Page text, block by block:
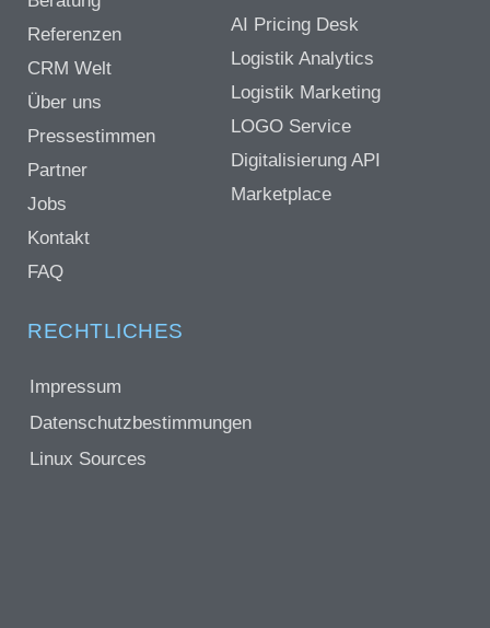
Referenzen
CRM Welt
Über uns
Pressestimmen
Partner
Jobs
Kontakt
FAQ
AI Pricing Desk
Logistik Analytics
Logistik Marketing
LOGO Service
Digitalisierung API
Marketplace
RECHTLICHES
Impressum
Datenschutzbestimmungen
Linux Sources